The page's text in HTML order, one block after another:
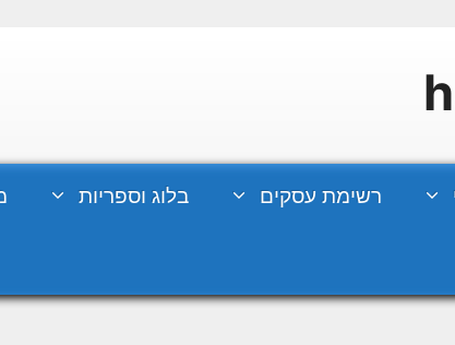
רשימת עסקים בלוג וספריות